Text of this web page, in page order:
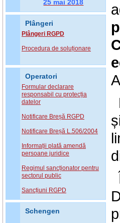
25 mai 2018
Plângeri
Plângeri RGPD
Procedura de soluționare
Operatori
Formular declarare
responsabil cu protecția
datelor
Notificare Breșă RGPD
Notificare Breșă L.506/2004
Informații plată amendă
persoane juridice
Regimul sancționator pentru
sectorul public
Sancțiuni RGPD
Schengen